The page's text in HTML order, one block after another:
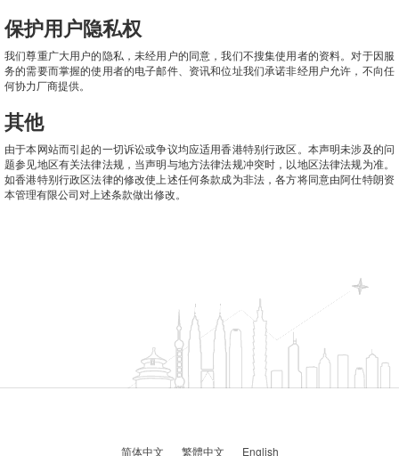
保护用户隐私权
我们尊重广大用户的隐私，未经用户的同意，我们不搜集使用者的资料。对于因服
务的需要而掌握的使用者的电子邮件、资讯和位址我们承诺非经用户允许，不向任
何协力厂商提供。
其他
由于本网站而引起的一切诉讼或争议均应适用香港特别行政区。本声明未涉及的问
题参见地区有关法律法规，当声明与地方法律法规冲突时，以地区法律法规为准。
如香港特别行政区法律的修改使上述任何条款成为非法，各方将同意由阿仕特朗资
本管理有限公司对上述条款做出修改。
简体中文 繁體中文 English